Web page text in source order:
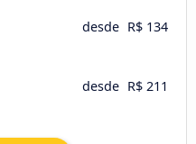
desde R$ 134
desde R$ 211